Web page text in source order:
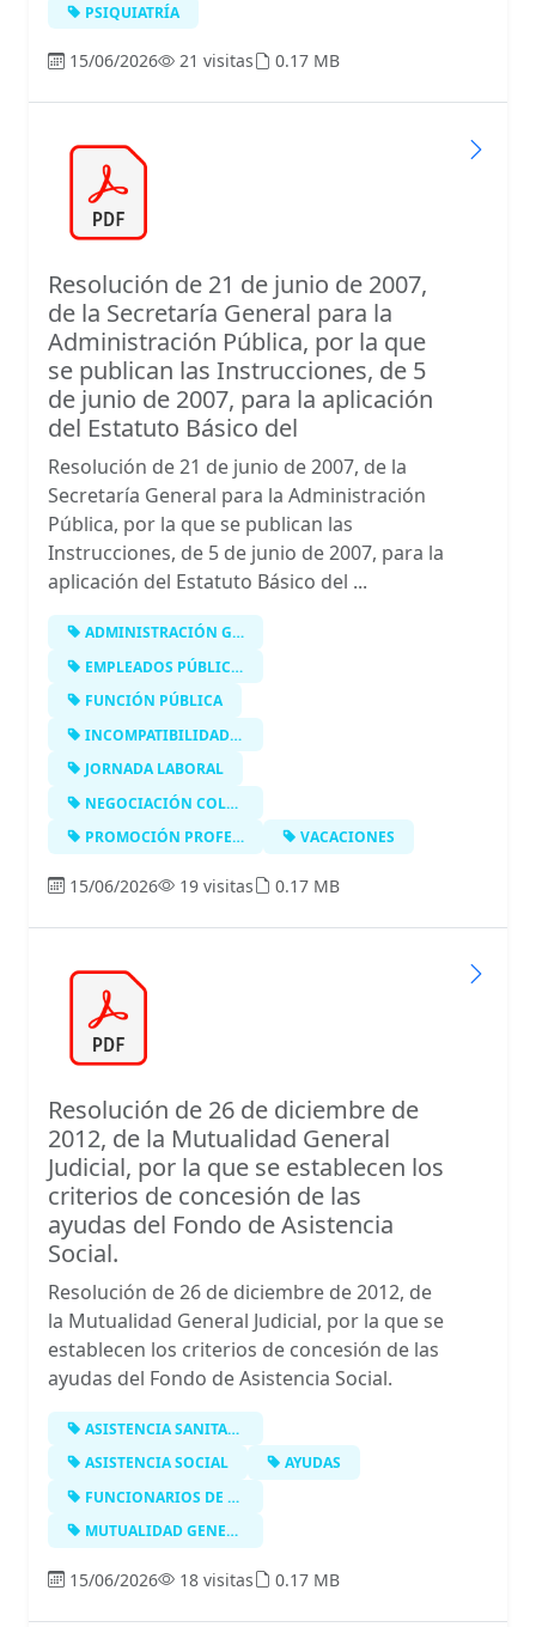
PSIQUIATRÍA
15/06/2026 21 visitas 0.17 MB
Resolución de 21 de junio de 2007,
de la Secretaría General para la
Administración Pública, por la que
se publican las Instrucciones, de 5
de junio de 2007, para la aplicación
del Estatuto Básico del
Resolución de 21 de junio de 2007, de la
Secretaría General para la Administración
Pública, por la que se publican las
Instrucciones, de 5 de junio de 2007, para la
aplicación del Estatuto Básico del ...
ADMINISTRACIÓN GENERAL DEL ESTADO
EMPLEADOS PÚBLICOS
FUNCIÓN PÚBLICA
INCOMPATIBILIDADES
JORNADA LABORAL
NEGOCIACIÓN COLECTIVA
PROMOCIÓN PROFESIONAL
VACACIONES
15/06/2026 19 visitas 0.17 MB
Resolución de 26 de diciembre de
2012, de la Mutualidad General
Judicial, por la que se establecen los
criterios de concesión de las
ayudas del Fondo de Asistencia
Social.
Resolución de 26 de diciembre de 2012, de
la Mutualidad General Judicial, por la que se
establecen los criterios de concesión de las
ayudas del Fondo de Asistencia Social.
ASISTENCIA SANITARIA
ASISTENCIA SOCIAL
AYUDAS
FUNCIONARIOS DE LA ADMINISTRACIÓN D…
MUTUALIDAD GENERAL JUDICIAL
15/06/2026 18 visitas 0.17 MB